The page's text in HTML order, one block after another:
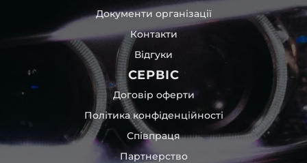
Документи організації
Контакти
Відгуки
СЕРВІС
Договір оферти
Політика конфіденційності
Співпраця
Партнерство